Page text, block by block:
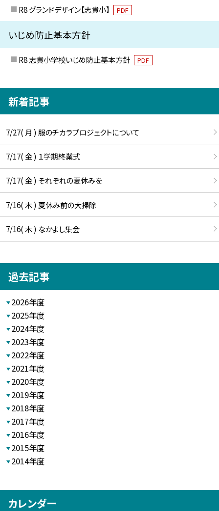
R8 グランドデザイン【志貴小】 PDF
いじめ防止基本方針
R8 志貴小学校いじめ防止基本方針 PDF
新着記事
7/27( 月 ) 服のチカラプロジェクトについて
7/17( 金 ) １学期終業式
7/17( 金 ) それぞれの夏休みを
7/16( 木 ) 夏休み前の大掃除
7/16( 木 ) なかよし集会
過去記事
2026年度
2025年度
2024年度
2023年度
2022年度
2021年度
2020年度
2019年度
2018年度
2017年度
2016年度
2015年度
2014年度
カレンダー